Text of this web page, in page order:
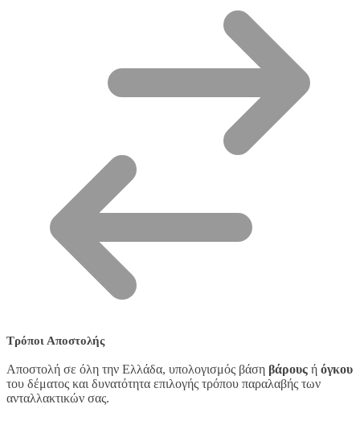
Τρόποι Αποστολής
Αποστολή σε όλη την Ελλάδα, υπολογισμός βάση βάρους ή όγκου
του δέματος και δυνατότητα επιλογής τρόπου παραλαβής των
ανταλλακτικών σας.